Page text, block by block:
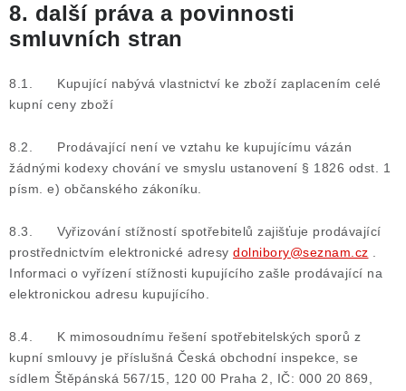
8. další práva a povinnosti
smluvních stran
8.1. Kupující nabývá vlastnictví ke zboží zaplacením celé
kupní ceny zboží
8.2. Prodávající není ve vztahu ke kupujícímu vázán
žádnými kodexy chování ve smyslu ustanovení § 1826 odst. 1
písm. e) občanského zákoníku.
8.3. Vyřizování stížností spotřebitelů zajišťuje prodávající
prostřednictvím elektronické adresy dolnibory@seznam.cz .
Informaci o vyřízení stížnosti kupujícího zašle prodávající na
elektronickou adresu kupujícího.
8.4. K mimosoudnímu řešení spotřebitelských sporů z
kupní smlouvy je příslušná Česká obchodní inspekce, se
sídlem Štěpánská 567/15, 120 00 Praha 2, IČ: 000 20 869,